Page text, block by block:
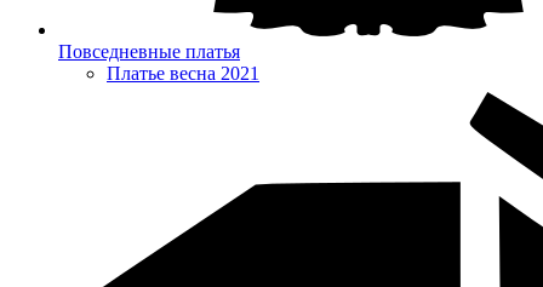
Повседневные платья
Платье весна 2021